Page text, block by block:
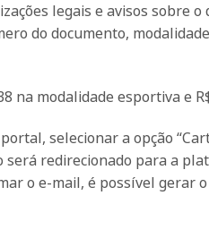
legais e avisos sobre o
do documento,
na modalidade esportiva e
selecionar a opção
será redirecionado para a
o e-mail, é possível gerar